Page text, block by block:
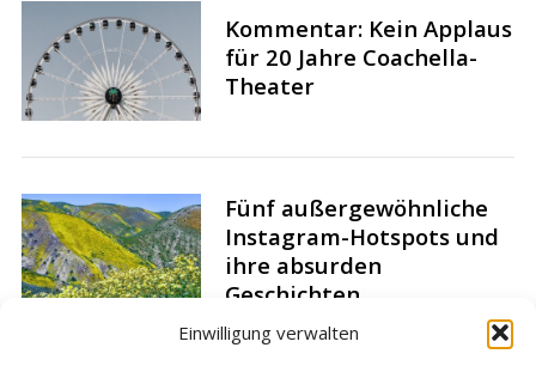
Einwilligung verwalten
Kommentar: Kein Applaus
für 20 Jahre Coachella-
Theater
Fünf außergewöhnliche
Instagram-Hotspots und
ihre absurden
Geschichten